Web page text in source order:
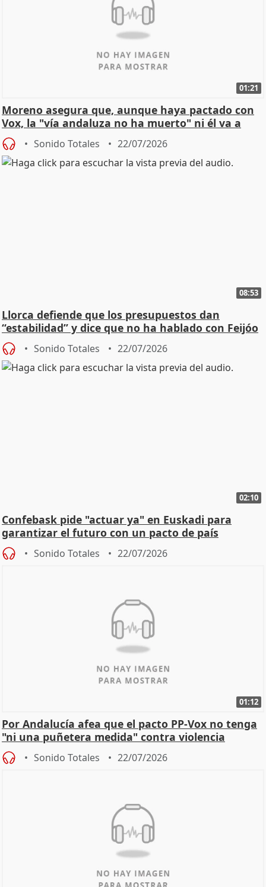
01:21
Moreno asegura que, aunque haya pactado con
Vox, la "vía andaluza no ha muerto" ni él va a
"cambiar"
Sonido Totales 22/07/2026
08:53
Llorca defiende que los presupuestos dan
“estabilidad” y dice que no ha hablado con Feijóo
Sonido Totales 22/07/2026
02:10
Confebask pide "actuar ya" en Euskadi para
garantizar el futuro con un pacto de país
Sonido Totales 22/07/2026
01:12
Por Andalucía afea que el pacto PP-Vox no tenga
"ni una puñetera medida" contra violencia
machista
Sonido Totales 22/07/2026